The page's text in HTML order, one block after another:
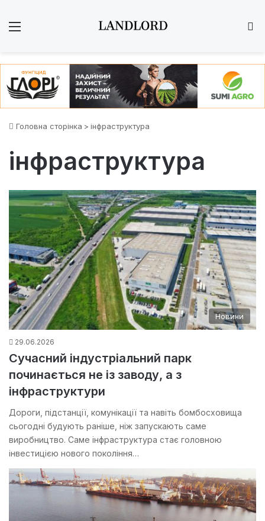
Головна сторінка > інфраструктура
інфраструктура
Новини
29.06.2026
Сучасний індустріальний парк
починається не із заводу, а з
інфраструктури
Дороги, підстанції, комунікації та навіть бомбосховища
сьогодні будують раніше, ніж запускають саме
виробництво. Саме інфраструктура стає головною
інвестицією нового покоління…